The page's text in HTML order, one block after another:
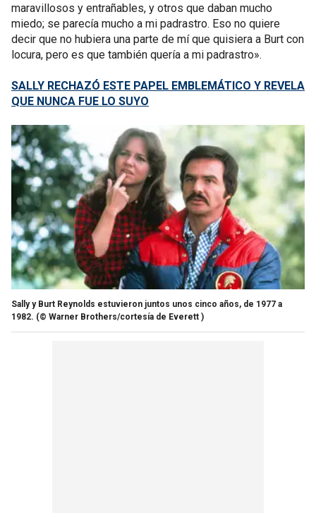
maravillosos y entrañables, y otros que daban mucho
miedo; se parecía mucho a mi padrastro. Eso no quiere
decir que no hubiera una parte de mí que quisiera a Burt con
locura, pero es que también quería a mi padrastro».
SALLY RECHAZÓ ESTE PAPEL EMBLEMÁTICO Y REVELA
QUE NUNCA FUE LO SUYO
Sally y Burt Reynolds estuvieron juntos unos cinco años, de 1977 a
1982. (© Warner Brothers/cortesía de Everett )